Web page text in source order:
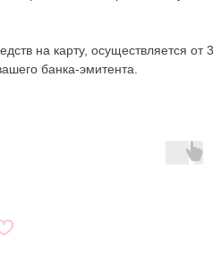
на карту, осуществляется от 3
банка-эмитента.